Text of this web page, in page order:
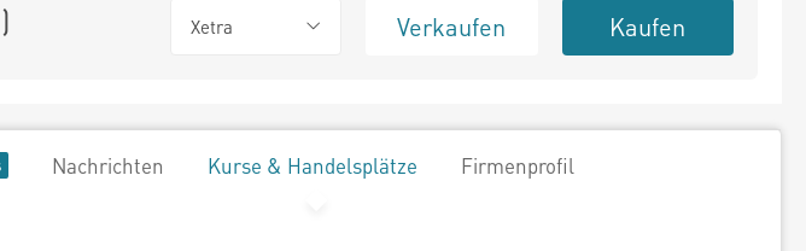
) Xetra Verkaufen Kaufen
Nachrichten Kurse & Handelsplätze Firmenprofil